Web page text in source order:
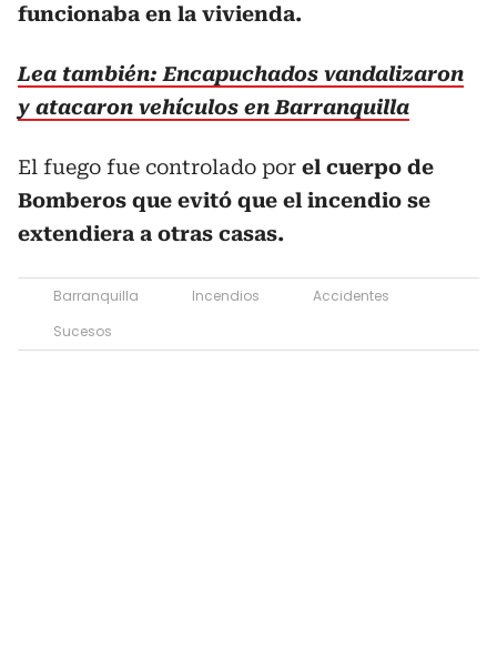
funcionaba en la vivienda.
Lea también: Encapuchados vandalizaron
y atacaron vehículos en Barranquilla
El fuego fue controlado por el cuerpo de
Bomberos que evitó que el incendio se
extendiera a otras casas.
Barranquilla Incendios
Accidentes
Sucesos